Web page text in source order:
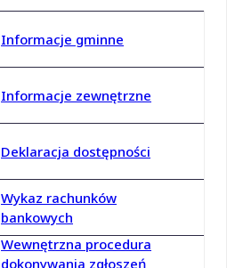
Informacje gminne
Informacje zewnętrzne
Deklaracja dostępności
Wykaz rachunków
bankowych
Wewnętrzna procedura
dokonywania zgłoszeń